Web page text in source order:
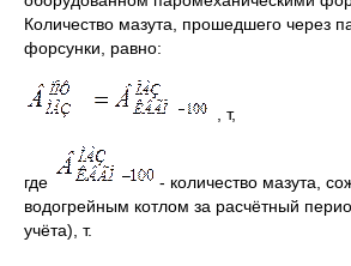
Количество мазута, прошедшего через
форсунки, равно:
, т,
где
- количество мазута,
водогрейным котлом за расчётный
учёта), т.